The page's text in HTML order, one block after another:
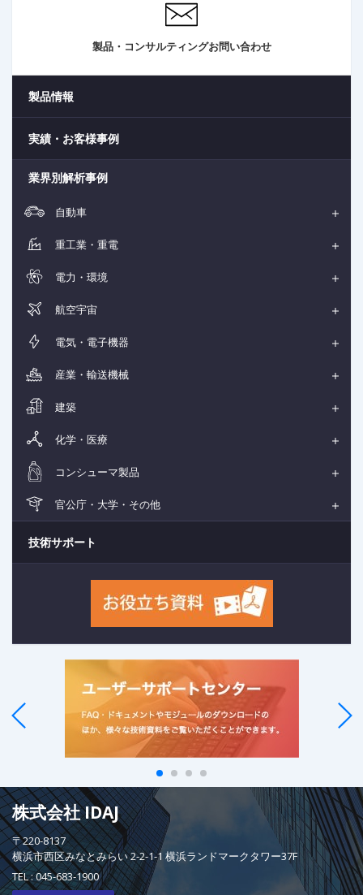
製品・コンサルティングお問い合わせ
製品情報
実績・お客様事例
業界別解析事例
自動車
重工業・重電
電力・環境
航空宇宙
電気・電子機器
産業・輸送機械
建築
化学・医療
コンシューマ製品
官公庁・大学・その他
技術サポート
株式会社 IDAJ
〒220-8137
横浜市西区みなとみらい 2-2-1-1 横浜ランドマークタワー37F
TEL :045-683-1900